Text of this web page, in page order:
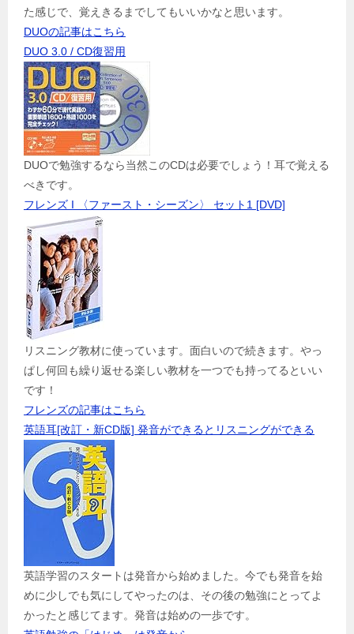
た感じで、覚えきるまでしてもいいかなと思います。
DUOの記事はこちら
DUO 3.0 / CD復習用
DUOで勉強するなら当然このCDは必要でしょう！耳で覚える
べきです。
フレンズ I 〈ファースト・シーズン〉 セット1 [DVD]
リスニング教材に使っています。面白いので続きます。やっ
ぱし何回も繰り返せる楽しい教材を一つでも持ってるといい
です！
フレンズの記事はこちら
英語耳[改訂・新CD版] 発音ができるとリスニングができる
英語学習のスタートは発音から始めました。今でも発音を始
めに少しでも気にしてやったのは、その後の勉強にとってよ
かったと感じてます。発音は始めの一歩です。